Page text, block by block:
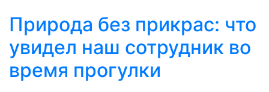
Природа без прикрас: что
увидел наш сотрудник во
время прогулки